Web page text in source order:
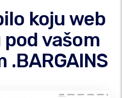
koju web
vašom
.BARGAINS